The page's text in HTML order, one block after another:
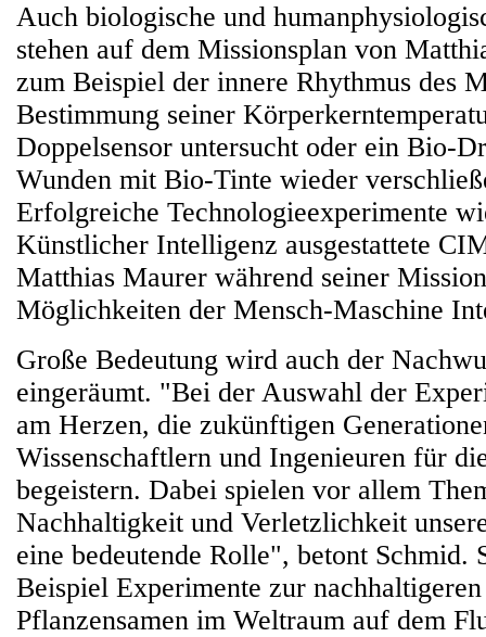
Auch biologische und
stehen auf dem Missionsplan von
zum Beispiel der innere Rhythmus des
Bestimmung seiner
Doppelsensor untersucht oder ein Bio-
Wunden mit Bio-Tinte wieder
Erfolgreiche Technologieexperimente
Künstlicher Intelligenz ausgestattete
Matthias Maurer während seiner
Möglichkeiten der Mensch-Maschine
Große Bedeutung wird auch der
eingeräumt. "Bei der Auswahl der
am Herzen, die zukünftigen
Wissenschaftlern und Ingenieuren für
begeistern. Dabei spielen vor allem
Nachhaltigkeit und Verletzlichkeit
eine bedeutende Rolle", betont Schmid.
Beispiel Experimente zur
Pflanzensamen im Weltraum auf dem